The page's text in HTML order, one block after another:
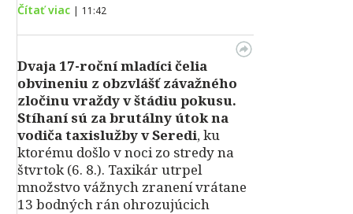
Čítať viac | 11:42
Dvaja 17-roční mladíci čelia
obvineniu z obzvlášť závažného
zločinu vraždy v štádiu pokusu.
Stíhaní sú za brutálny útok na
vodiča taxislužby v Seredi, ku
ktorému došlo v noci zo stredy na
štvrtok (6. 8.). Taxikár utrpel
množstvo vážnych zranení vrátane
13 bodných rán ohrozujúcich